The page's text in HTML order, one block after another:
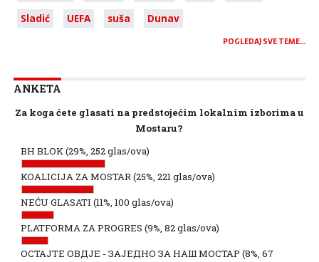
Sladić
UEFA suša Dunav
POGLEDAJ SVE TEME…
ANKETA
Za koga ćete glasati na predstojećim lokalnim izborima u
Mostaru?
BH BLOK(29%, 252 glas/ova)
KOALICIJA ZA MOSTAR(25%, 221 glas/ova)
NEĆU GLASATI (11%, 100 glas/ova)
PLATFORMA ZA PROGRES (9%, 82 glas/ova)
ОСТАЈТЕ ОВДЈЕ - ЗАЈЕДНО ЗА НАШ МОСТАР (8%, 67